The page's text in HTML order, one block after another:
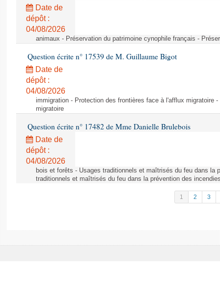
Date de
dépôt :
04/08/2026
animaux - Préservation du patrimoine cynophile français -
Question écrite n° 17539 de M. Guillaume Bigot
Date de
dépôt :
04/08/2026
immigration - Protection des frontières face à l'afflux migratoire
migratoire
Question écrite n° 17482 de Mme Danielle Brulebois
Date de
dépôt :
04/08/2026
bois et forêts - Usages traditionnels et maîtrisés du feu dans la
traditionnels et maîtrisés du feu dans la prévention des
1 2 3